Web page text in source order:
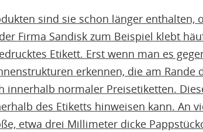
sind sie schon länger enthalten,
Firma Sandisk zum Beispiel klebt
Etikett. Erst wenn man es
erkennen, die am Rande
innerhalb normaler Preisetiketten.
des Etiketts hinweisen kann. An
etwa drei Millimeter dicke